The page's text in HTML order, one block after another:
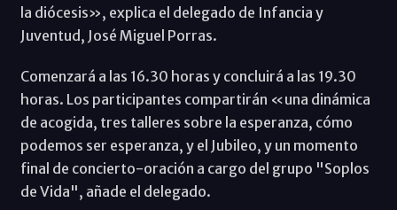
la diócesis», explica el delegado de Infancia y
Juventud, José Miguel Porras.
Comenzará a las 16.30 horas y concluirá a las 19.30
horas. Los participantes compartirán «una dinámica
de acogida, tres talleres sobre la esperanza, cómo
podemos ser esperanza, y el Jubileo, y un momento
final de concierto-oración a cargo del grupo "Soplos
de Vida", añade el delegado.